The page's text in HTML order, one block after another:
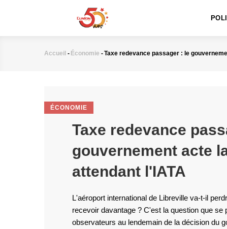
Fil
Accueil - Économie -Taxe redevance passager : le
ÉCONOMIE
Taxe redevance
gouvernement acte
attendant l'IATA
L'aéroport international de Libreville va-t-il
recevoir davantage ? C'est la question que se
observateurs au lendemain de la décision du